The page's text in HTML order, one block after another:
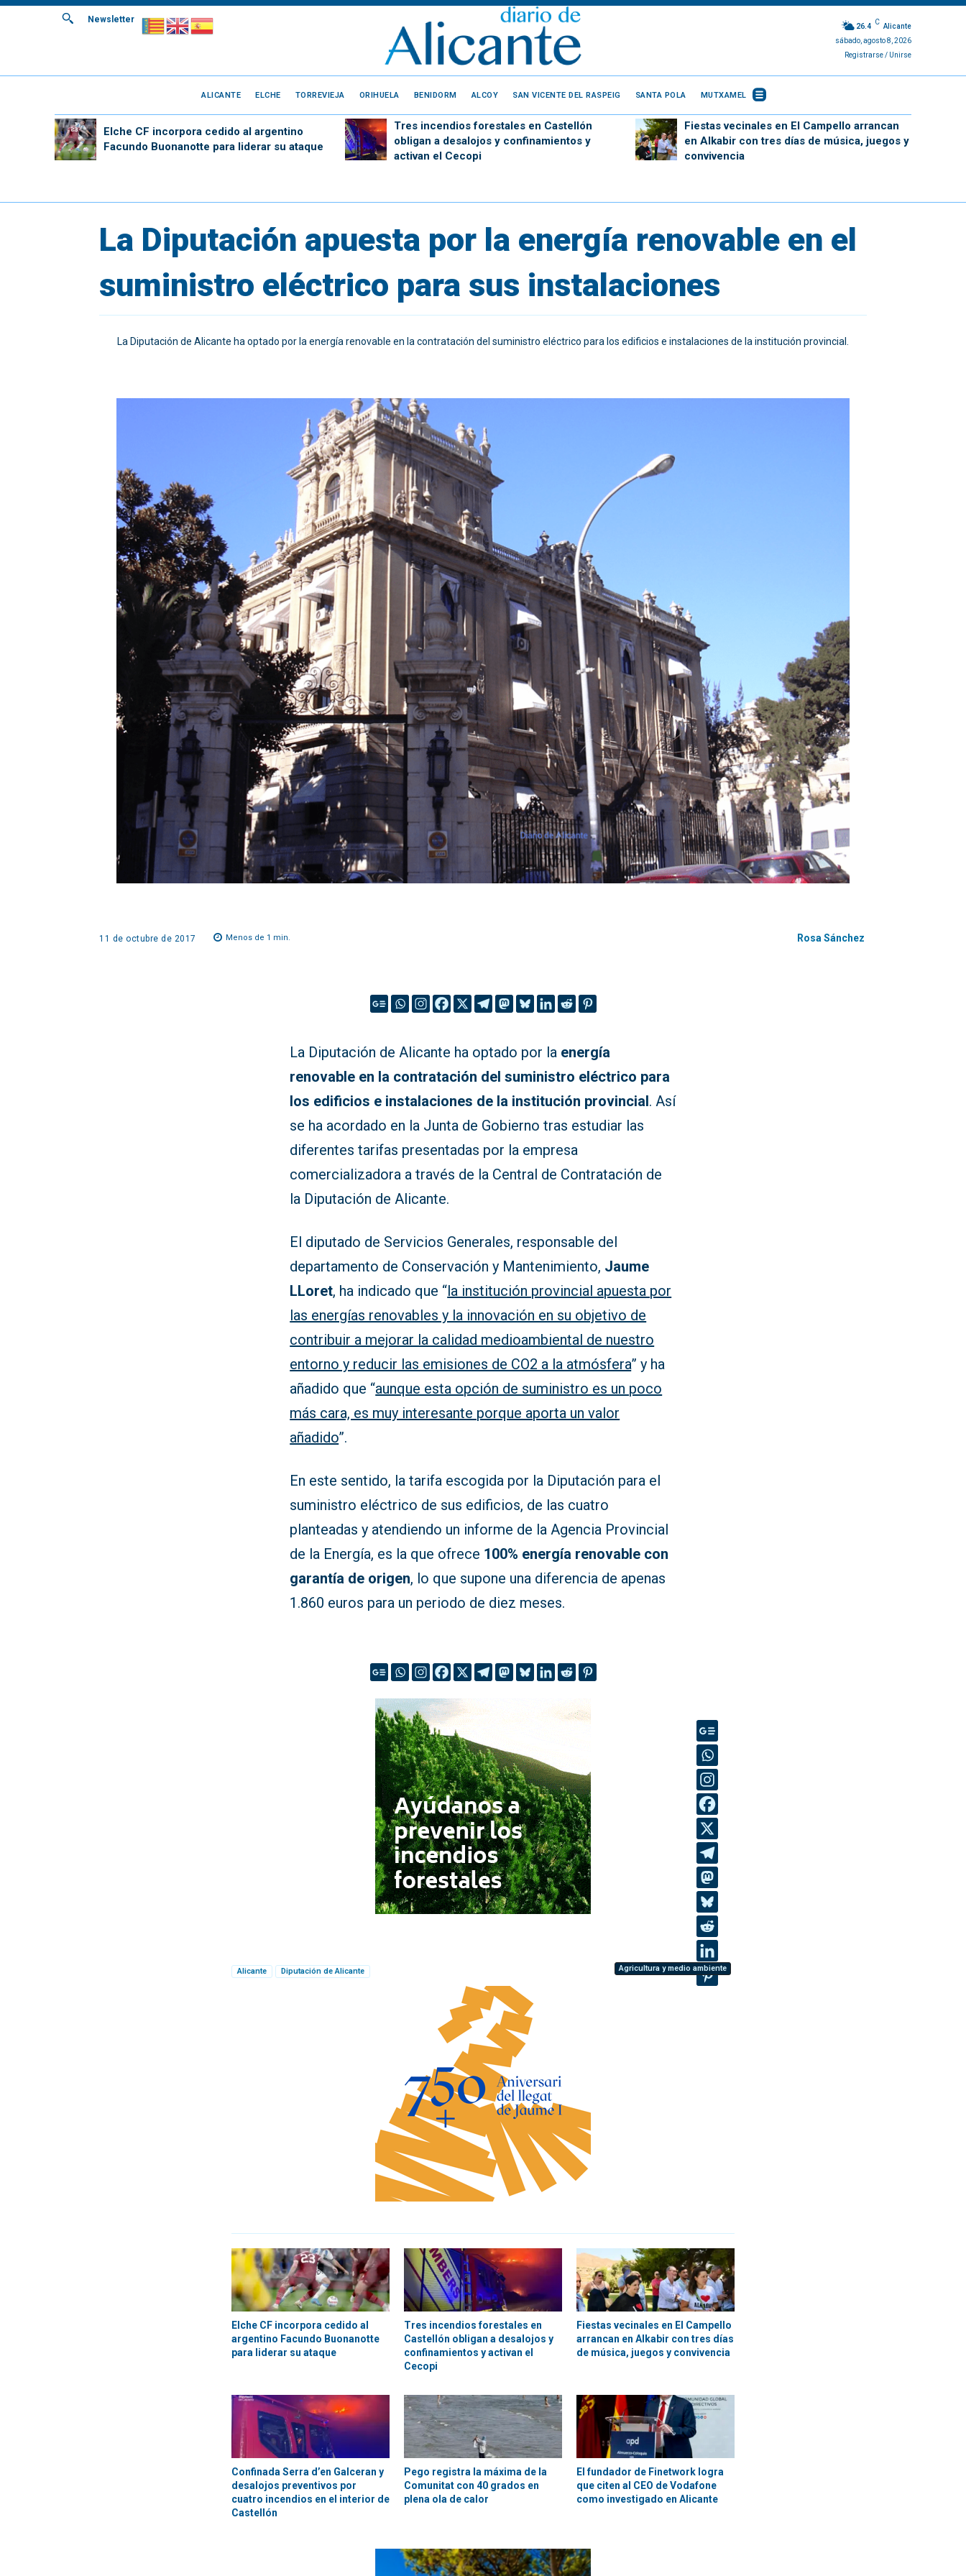
Newsletter
26.4
C
Alicante
sábado, agosto 8, 2026
Registrarse / Unirse
ALICANTE ELCHE TORREVIEJA ORIHUELA BENIDORM ALCOY SAN VICENTE DEL RASPEIG SANTA POLA MUTXAMEL
Elche CF incorpora cedido al argentino
Facundo Buonanotte para liderar su ataque
Tres incendios forestales en Castellón
obligan a desalojos y confinamientos y
activan el Cecopi
Fiestas vecinales en El Campello arrancan
en Alkabir con tres días de música, juegos y
convivencia
La Diputación apuesta por la energía renovable en el
suministro eléctrico para sus instalaciones
La Diputación de Alicante ha optado por la energía renovable en la contratación del suministro eléctrico para los edificios e instalaciones de la institución provincial.
11 de octubre de 2017 Menos de 1 min. Rosa Sánchez
La Diputación de Alicante ha optado por la energía
renovable en la contratación del suministro eléctrico para
los edificios e instalaciones de la institución provincial. Así
se ha acordado en la Junta de Gobierno tras estudiar las
diferentes tarifas presentadas por la empresa
comercializadora a través de la Central de Contratación de
la Diputación de Alicante.
El diputado de Servicios Generales, responsable del
departamento de Conservación y Mantenimiento, Jaume
LLoret, ha indicado que “la institución provincial apuesta por
las energías renovables y la innovación en su objetivo de
contribuir a mejorar la calidad medioambiental de nuestro
entorno y reducir las emisiones de CO2 a la atmósfera” y ha
añadido que “aunque esta opción de suministro es un poco
más cara, es muy interesante porque aporta un valor
añadido”.
En este sentido, la tarifa escogida por la Diputación para el
suministro eléctrico de sus edificios, de las cuatro
planteadas y atendiendo un informe de la Agencia Provincial
de la Energía, es la que ofrece 100% energía renovable con
garantía de origen, lo que supone una diferencia de apenas
1.860 euros para un periodo de diez meses.
Alicante Diputación de Alicante Agricultura y medio ambiente
Elche CF incorpora cedido al
argentino Facundo Buonanotte
para liderar su ataque
Tres incendios forestales en
Castellón obligan a desalojos y
confinamientos y activan el
Cecopi
Fiestas vecinales en El Campello
arrancan en Alkabir con tres días
de música, juegos y convivencia
Confinada Serra d’en Galceran y
desalojos preventivos por
cuatro incendios en el interior de
Castellón
Pego registra la máxima de la
Comunitat con 40 grados en
plena ola de calor
El fundador de Finetwork logra
que citen al CEO de Vodafone
como investigado en Alicante